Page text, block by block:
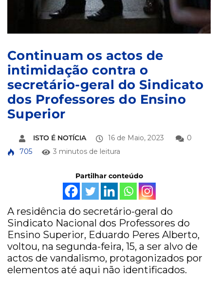
Continuam os actos de
intimidação contra o
secretário-geral do Sindicato
dos Professores do Ensino
Superior
ISTO É NOTÍCIA 16 de Maio, 2023
0
705
3 minutos de leitura
Partilhar conteúdo
A residência do secretário-geral do
Sindicato Nacional dos Professores do
Ensino Superior, Eduardo Peres Alberto,
voltou, na segunda-feira, 15, a ser alvo de
actos de vandalismo, protagonizados por
elementos até aqui não identificados.